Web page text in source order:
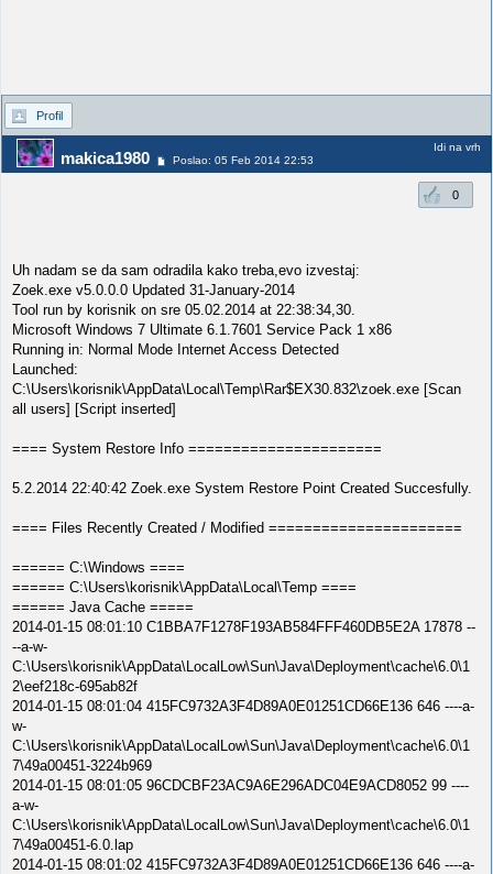
Profil
makica1980 Poslao: 05 Feb 2014 22:53
Idi na vrh
0
Uh nadam se da sam odradila kako treba,evo izvestaj:
Zoek.exe v5.0.0.0 Updated 31-January-2014
Tool run by korisnik on sre 05.02.2014 at 22:38:34,30.
Microsoft Windows 7 Ultimate 6.1.7601 Service Pack 1 x86
Running in: Normal Mode Internet Access Detected
Launched:
C:\Users\korisnik\AppData\Local\Temp\Rar$EX30.832\zoek.exe [Scan
all users] [Script inserted]
==== System Restore Info ======================
5.2.2014 22:40:42 Zoek.exe System Restore Point Created Succesfully.
==== Files Recently Created / Modified ======================
====== C:\Windows ====
====== C:\Users\korisnik\AppData\Local\Temp ====
====== Java Cache =====
2014-01-15 08:01:10 C1BBA7F1278F193AB584FFF460DB5E2A 17878 --
--a-w-
C:\Users\korisnik\AppData\LocalLow\Sun\Java\Deployment\cache\6.0\1
2\eef218c-695ab82f
2014-01-15 08:01:04 415FC9732A3F4D89A0E01251CD66E136 646 ----a-
w-
C:\Users\korisnik\AppData\LocalLow\Sun\Java\Deployment\cache\6.0\1
7\49a00451-3224b969
2014-01-15 08:01:05 96CDCBF23AC9A6E296ADC04E9ACD8052 99 ----
a-w-
C:\Users\korisnik\AppData\LocalLow\Sun\Java\Deployment\cache\6.0\1
7\49a00451-6.0.lap
2014-01-15 08:01:02 415FC9732A3F4D89A0E01251CD66E136 646 ----a-